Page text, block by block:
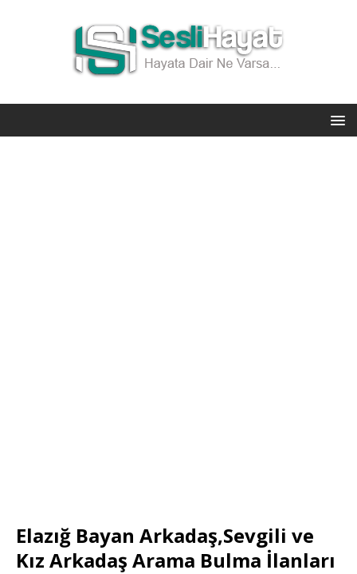
Elazığ Bayan Arkadaş,Sevgili ve
Kız Arkadaş Arama Bulma İlanları